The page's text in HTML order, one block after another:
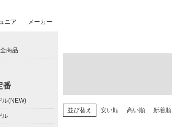
ニア メーカー
商品
番
ル(NEW)
ル
並び替え 安い順 高い順 新着順